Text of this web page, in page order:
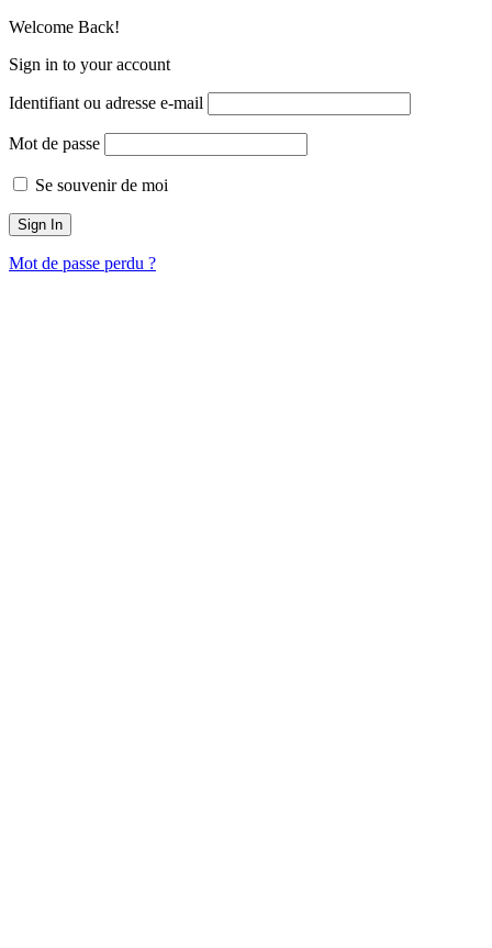
Welcome Back!
Sign in to your account
Identifiant ou adresse e-mail
Mot de passe
Se souvenir de moi
Mot de passe perdu ?